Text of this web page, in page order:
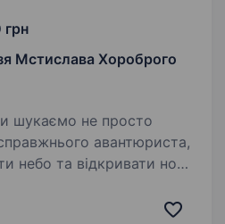
грн
Мстислава Хороброго
авантюриста,
небо та відкривати нові
умовах. Ви будете